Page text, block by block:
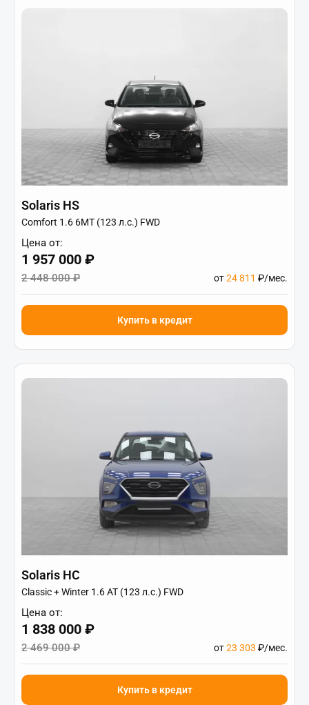
Solaris HS
Comfort 1.6 6MT (123 л.с.) FWD
Цена от:
1 957 000 ₽
2 448 000 ₽ от24 811 ₽/мес.
Купить в кредит
Solaris HC
Classic + Winter 1.6 AT (123 л.с.) FWD
Цена от:
1 838 000 ₽
2 469 000 ₽ от23 303 ₽/мес.
Купить в кредит